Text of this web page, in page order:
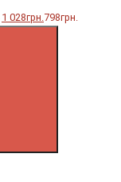
1 028грн.798грн.